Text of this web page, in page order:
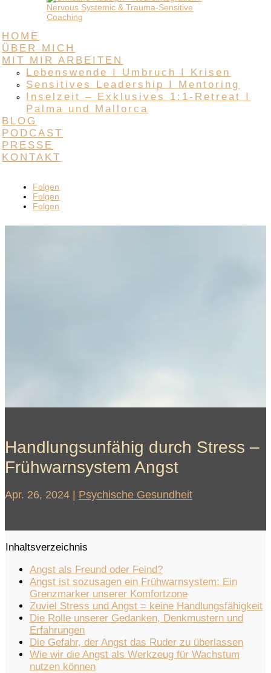
HOME
ÜBER MICH
MIT MIR ARBEITEN
Lebenswende I Umbruch I Krisen
Sensitives Leadership I Mentoring
Inselzeit – Exklusives 1:1-Retreat I
Palma und Mallorca
BLOG
PODCAST
PRESSE
KONTAKT
Folgen
Folgen
Folgen
Handlungsunfähig durch Stress –
Frühwarnsystem Angst
Apr. 26, 2024 | Psychische Gesundheit
Inhaltsverzeichnis
Angst als Freund oder Feind?
Angst ist sozusagen ein Frühwarnsystem: Ein
Grenzmarker unserer Komfortzone
Zuviel Stress und Angst = keine Handlungsfähigkeit
Die Rolle unserer Gedanken, Denkmustern und
Erfahrungen
Die Gefahr, der Angst das Ruder zu überlassen
Wie wir die Angst als Werkzeug für Wachstum
nutzen können